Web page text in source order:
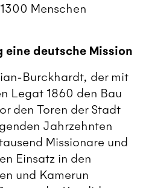
Menschen
eine deutsche Mission
Burckhardt, der mit
Legat 1860 den Bau
den Toren der Stadt
Jahrzehnten
Missionare und
Einsatz in den
und Kamerun